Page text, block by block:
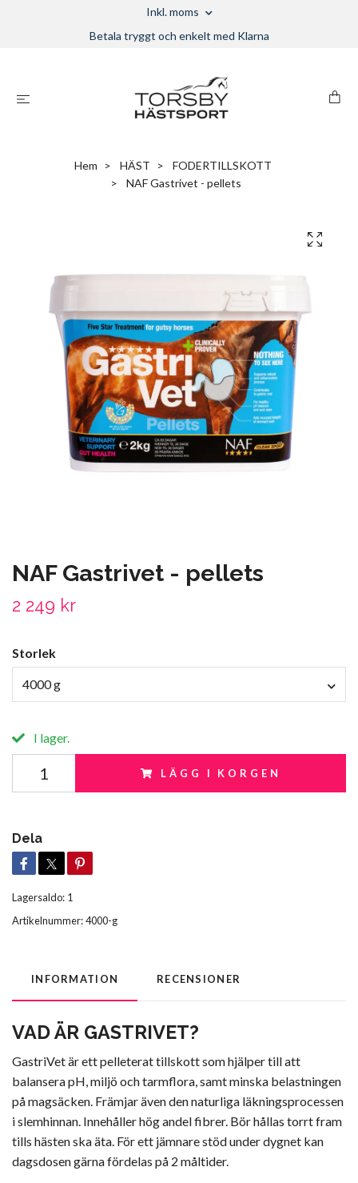
Inkl. moms
Betala tryggt och enkelt med Klarna
Hem HÄST
FODERTILLSKOTT
NAF Gastrivet - pellets
NAF Gastrivet - pellets
2 249 kr
Storlek
4000 g
I lager.
LÄGG I KORGEN
Dela
Lagersaldo: 1
Artikelnummer:4000-g
INFORMATION RECENSIONER
VAD ÄR GASTRIVET?
GastriVet är ett pelleterat tillskott som hjälper till att
balansera pH, miljö och tarmflora, samt minska belastningen
på magsäcken. Främjar även den naturliga läkningsprocessen
i slemhinnan. Innehåller hög andel fibrer. Bör hållas torrt fram
tills hästen ska äta. För ett jämnare stöd under dygnet kan
dagsdosen gärna fördelas på 2 måltider.